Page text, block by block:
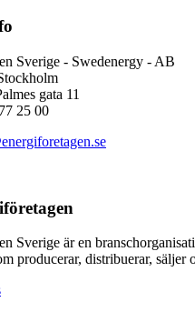
Sverige - Swedenergy - AB
gata 11
25 00
Sverige är en
producerar, distribuerar, säljer